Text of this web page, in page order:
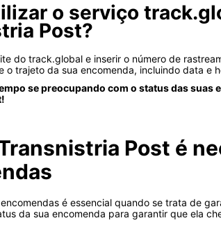
o serviço
Post?
do track.global e inserir o número de
o trajeto da sua encomenda, incluindo data
se preocupando com o status das
Post é
é essencial quando se trata de
da sua encomenda para garantir que ela